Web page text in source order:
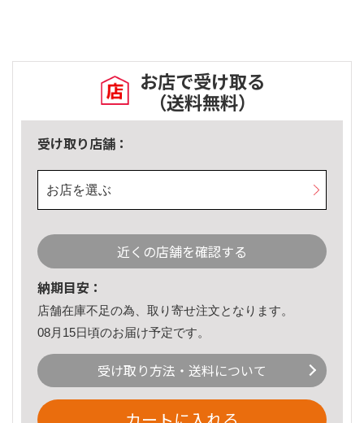
お店で受け取る
（送料無料）
受け取り店舗：
お店を選ぶ
近くの店舗を確認する
納期目安：
店舗在庫不足の為、取り寄せ注文となります。
08月15日頃のお届け予定です。
受け取り方法・送料について